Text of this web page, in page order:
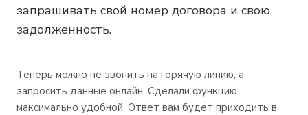
запрашивать свой номер договора и свою
задолженность.
Теперь можно не звонить на горячую линию, а
запросить данные онлайн. Сделали функцию
максимально удобной. Ответ вам будет приходить в